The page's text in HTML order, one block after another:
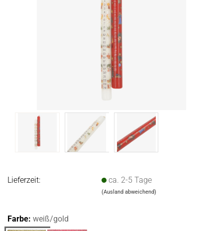
Lieferzeit: ca. 2-5 Tage
(Ausland abweichend)
Farbe: weiß/gold